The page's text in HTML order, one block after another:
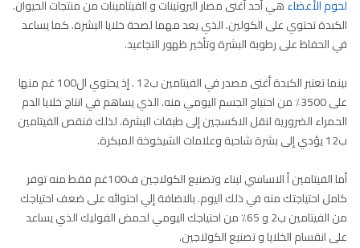
لحوم الأعضاءهي أحد أغنى مصار البروتينات و الفيتامينات من منتجات الحيوان.
الكبدة تحتوي على الكولين. الذي يعد مهما لصحة خلايا البشرة. كما يساعد
في الحفاظ على رطوبة البشرة وتأخير ظهور التجاعيد.
بينما تعتبر الكبدة أغنى مصدر في الفيتامين ب12 . إذ يحتوي ال100 غم منها
على 3500٪ من احتياج الجسم اليومي منه. الذي يساهم في انتاج خلايا الدم
الحمراء الضرورية لنقل الاكسجين إلى طبقات البشرة. لذلك فنقص الفيتامين
ب12 يؤدي إلى بشرة شاحبة وعلامات الشيخوخة المبكرة.
أما الفيتامين أ الاساسي لبناء وتصنيع الكولاجين ف100غم فقط منه توفر
كامل احتياجتك منه في ذلك اليوم. بالاضافة إلي احتوائه على ضعف احتياجك
من الفيتامين ب2 و 65٪ من احتياجك اليومي لحمض الفوليك الذي يساعد
على انقسام الخلايا و تصنيع الكولاجين.